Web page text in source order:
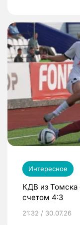
Интересное
КДВ из Томска
счетом 4:3
21:32 / 30.07.26